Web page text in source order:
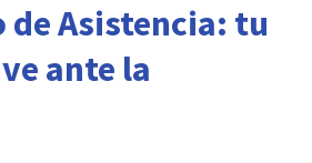
de Asistencia: tu
ante la